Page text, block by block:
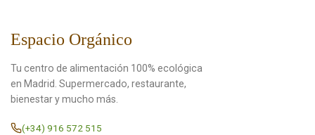
Espacio Orgánico
Tu centro de alimentación 100% ecológica
en Madrid. Supermercado, restaurante,
bienestar y mucho más.
(+34) 916 572 515